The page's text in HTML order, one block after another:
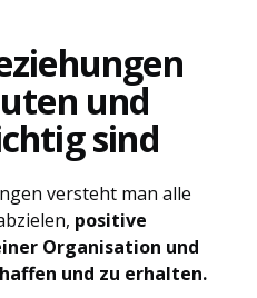
und
sind
versteht man alle
positive
Organisation und
und zu erhalten.